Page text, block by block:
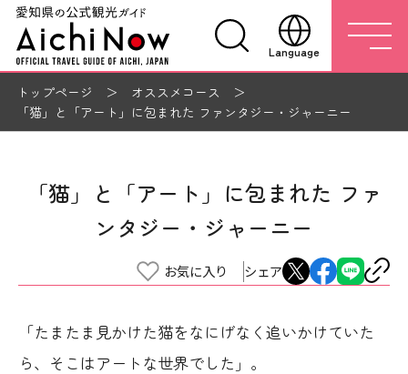
Language
トップページ
オススメコース
「猫」と「アート」に包まれた ファンタジー・ジャーニー
「猫」と「アート」に包まれた ファ
ンタジー・ジャーニー
お気に入り シェア
「たまたま見かけた猫をなにげなく追いかけていた
ら、そこはアートな世界でした」。